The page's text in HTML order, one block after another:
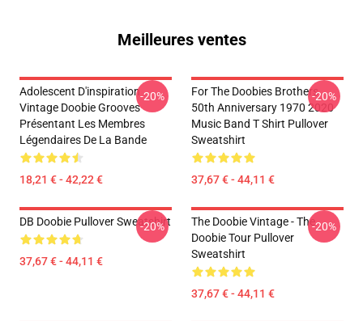
Meilleures ventes
Adolescent D'inspiration
Vintage Doobie Grooves
Présentant Les Membres
Légendaires De La Bande
18,21 € - 42,22 €
-20%
For The Doobies Brothers
50th Anniversary 1970 2020
Music Band T Shirt Pullover
Sweatshirt
37,67 € - 44,11 €
-20%
DB Doobie Pullover Sweatshirt
37,67 € - 44,11 €
-20%
The Doobie Vintage - The
Doobie Tour Pullover
Sweatshirt
37,67 € - 44,11 €
-20%